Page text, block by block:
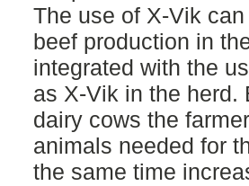
The use of X-Vik
beef production in
integrated with the
as X-Vik in the herd.
dairy cows the
animals needed for
the same time